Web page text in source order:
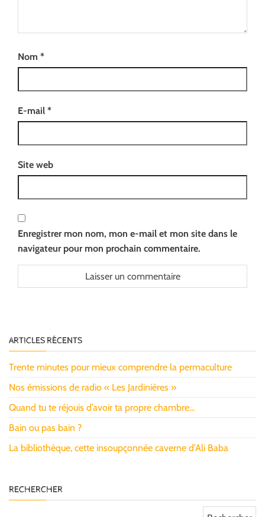
Nom *
E-mail *
Site web
Enregistrer mon nom, mon e-mail et mon site dans le
navigateur pour mon prochain commentaire.
ARTICLES RÉCENTS
Trente minutes pour mieux comprendre la permaculture
Nos émissions de radio « Les Jardinières »
Quand tu te réjouis d’avoir ta propre chambre…
Bain ou pas bain ?
La bibliothèque, cette insoupçonnée caverne d’Ali Baba
RECHERCHER